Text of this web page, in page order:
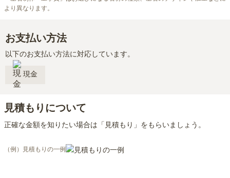
より異なります。
お支払い方法
以下のお支払い方法に対応しています。
現金
見積もりについて
正確な金額を知りたい場合は「見積もり」をもらいましょう。
（例）見積もりの一例